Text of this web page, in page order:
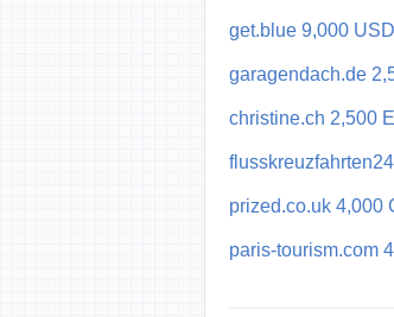
get.blue 9,000 USD
garagendach.de
christine.ch 2,500
prized.co.uk 4,000
paris-tourism.com